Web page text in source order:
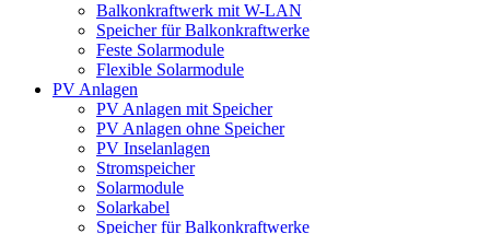
Balkonkraftwerk mit W-LAN
Speicher für Balkonkraftwerke
Feste Solarmodule
Flexible Solarmodule
PV Anlagen
PV Anlagen mit Speicher
PV Anlagen ohne Speicher
PV Inselanlagen
Stromspeicher
Solarmodule
Solarkabel
Speicher für Balkonkraftwerke